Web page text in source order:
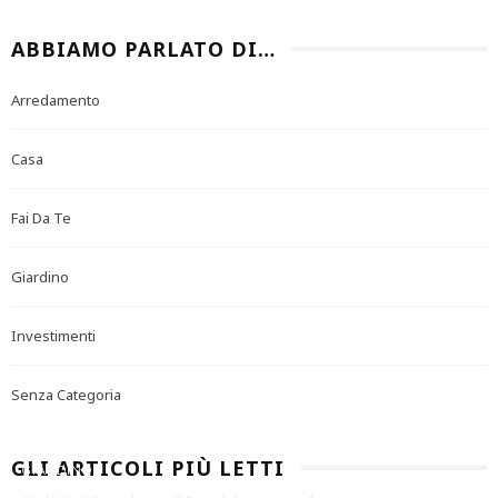
ABBIAMO PARLATO DI…
Arredamento
Casa
Fai Da Te
Giardino
Investimenti
Senza Categoria
GLI ARTICOLI PIÙ LETTI
GIARDINO